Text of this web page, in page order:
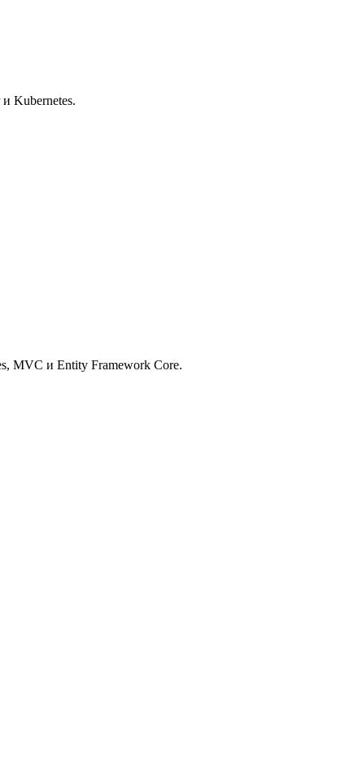
Kubernetes.
MVC и Entity Framework Core.